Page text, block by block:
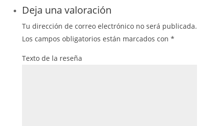
Deja una valoración
Tu dirección de correo electrónico no será publicada.
Los campos obligatorios están marcados con *
Texto de la reseña